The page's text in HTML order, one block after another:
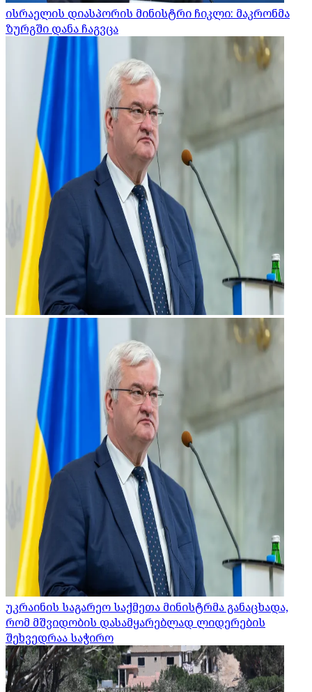
ისრაელის დიასპორის მინისტრი ჩიკლი: მაკრონმა
ზურგში დანა ჩაგვცა
უკრაინის საგარეო საქმეთა მინისტრმა განაცხადა,
რომ მშვიდობის დასამყარებლად ლიდერების
შეხვედრაა საჭირო